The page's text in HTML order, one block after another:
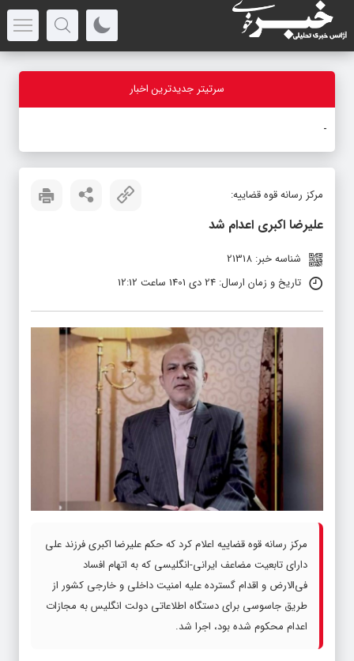
سرتیتر جدیدترین اخبار
بازدید ا
مرکز رسانه قوه قضاییه:
علیرضا اکبری اعدام شد
شناسه خبر: 21318
تاریخ و زمان ارسال: 24 دی 1401 ساعت 12:12
مرکز رسانه قوه قضاییه اعلام کرد که حکم علیرضا اکبری فرزند علی
دارای تابعیت مضاعف ایرانی-انگلیسی که به اتهام افساد
فی‌الارض و اقدام گسترده علیه امنیت داخلی و خارجی کشور از
طریق جاسوسی برای دستگاه اطلاعاتی دولت انگلیس به مجازات
اعدام محکوم شده بود، اجرا شد.